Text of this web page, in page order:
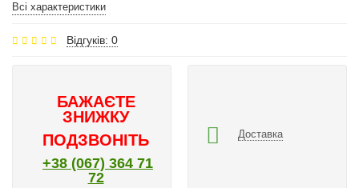
Всі характеристики
Відгуків: 0
БАЖАЄТЕ
ЗНИЖКУ
ПОДЗВОНІТЬ
+38 (067) 364 71
72
Доставка